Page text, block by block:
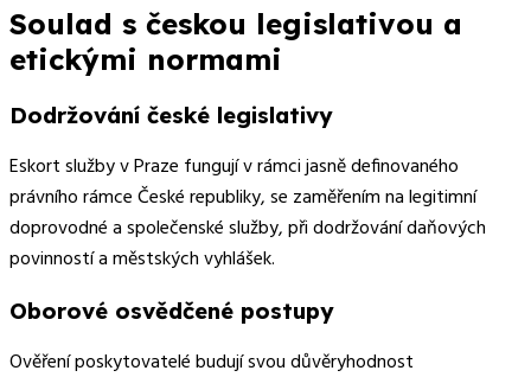
Soulad s českou legislativou a
etickými normami
Dodržování české legislativy
Eskort služby v Praze fungují v rámci jasně definovaného
právního rámce České republiky, se zaměřením na legitimní
doprovodné a společenské služby, při dodržování daňových
povinností a městských vyhlášek.
Oborové osvědčené postupy
Ověření poskytovatelé budují svou důvěryhodnost